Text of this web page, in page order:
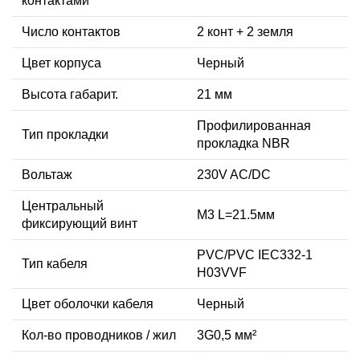
Число контактов 2 конт + 2 земля
Цвет корпуса Черный
Высота габарит. 21 мм
Тип прокладки
Профилированная
прокладка NBR
Вольтаж 230V AC/DC
Центральный
фиксирующий винт
M3 L=21.5мм
Тип кабеля
PVC/PVC IEC332-1
H03VVF
Цвет оболочки кабеля Черный
Кол-во проводников / жил 3G0,5 мм²